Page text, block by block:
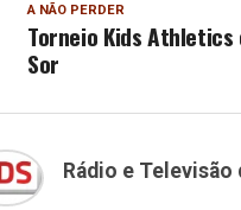
A NÃO PERDER
Torneio Kids Athletics
Sor
Rádio e Televisão